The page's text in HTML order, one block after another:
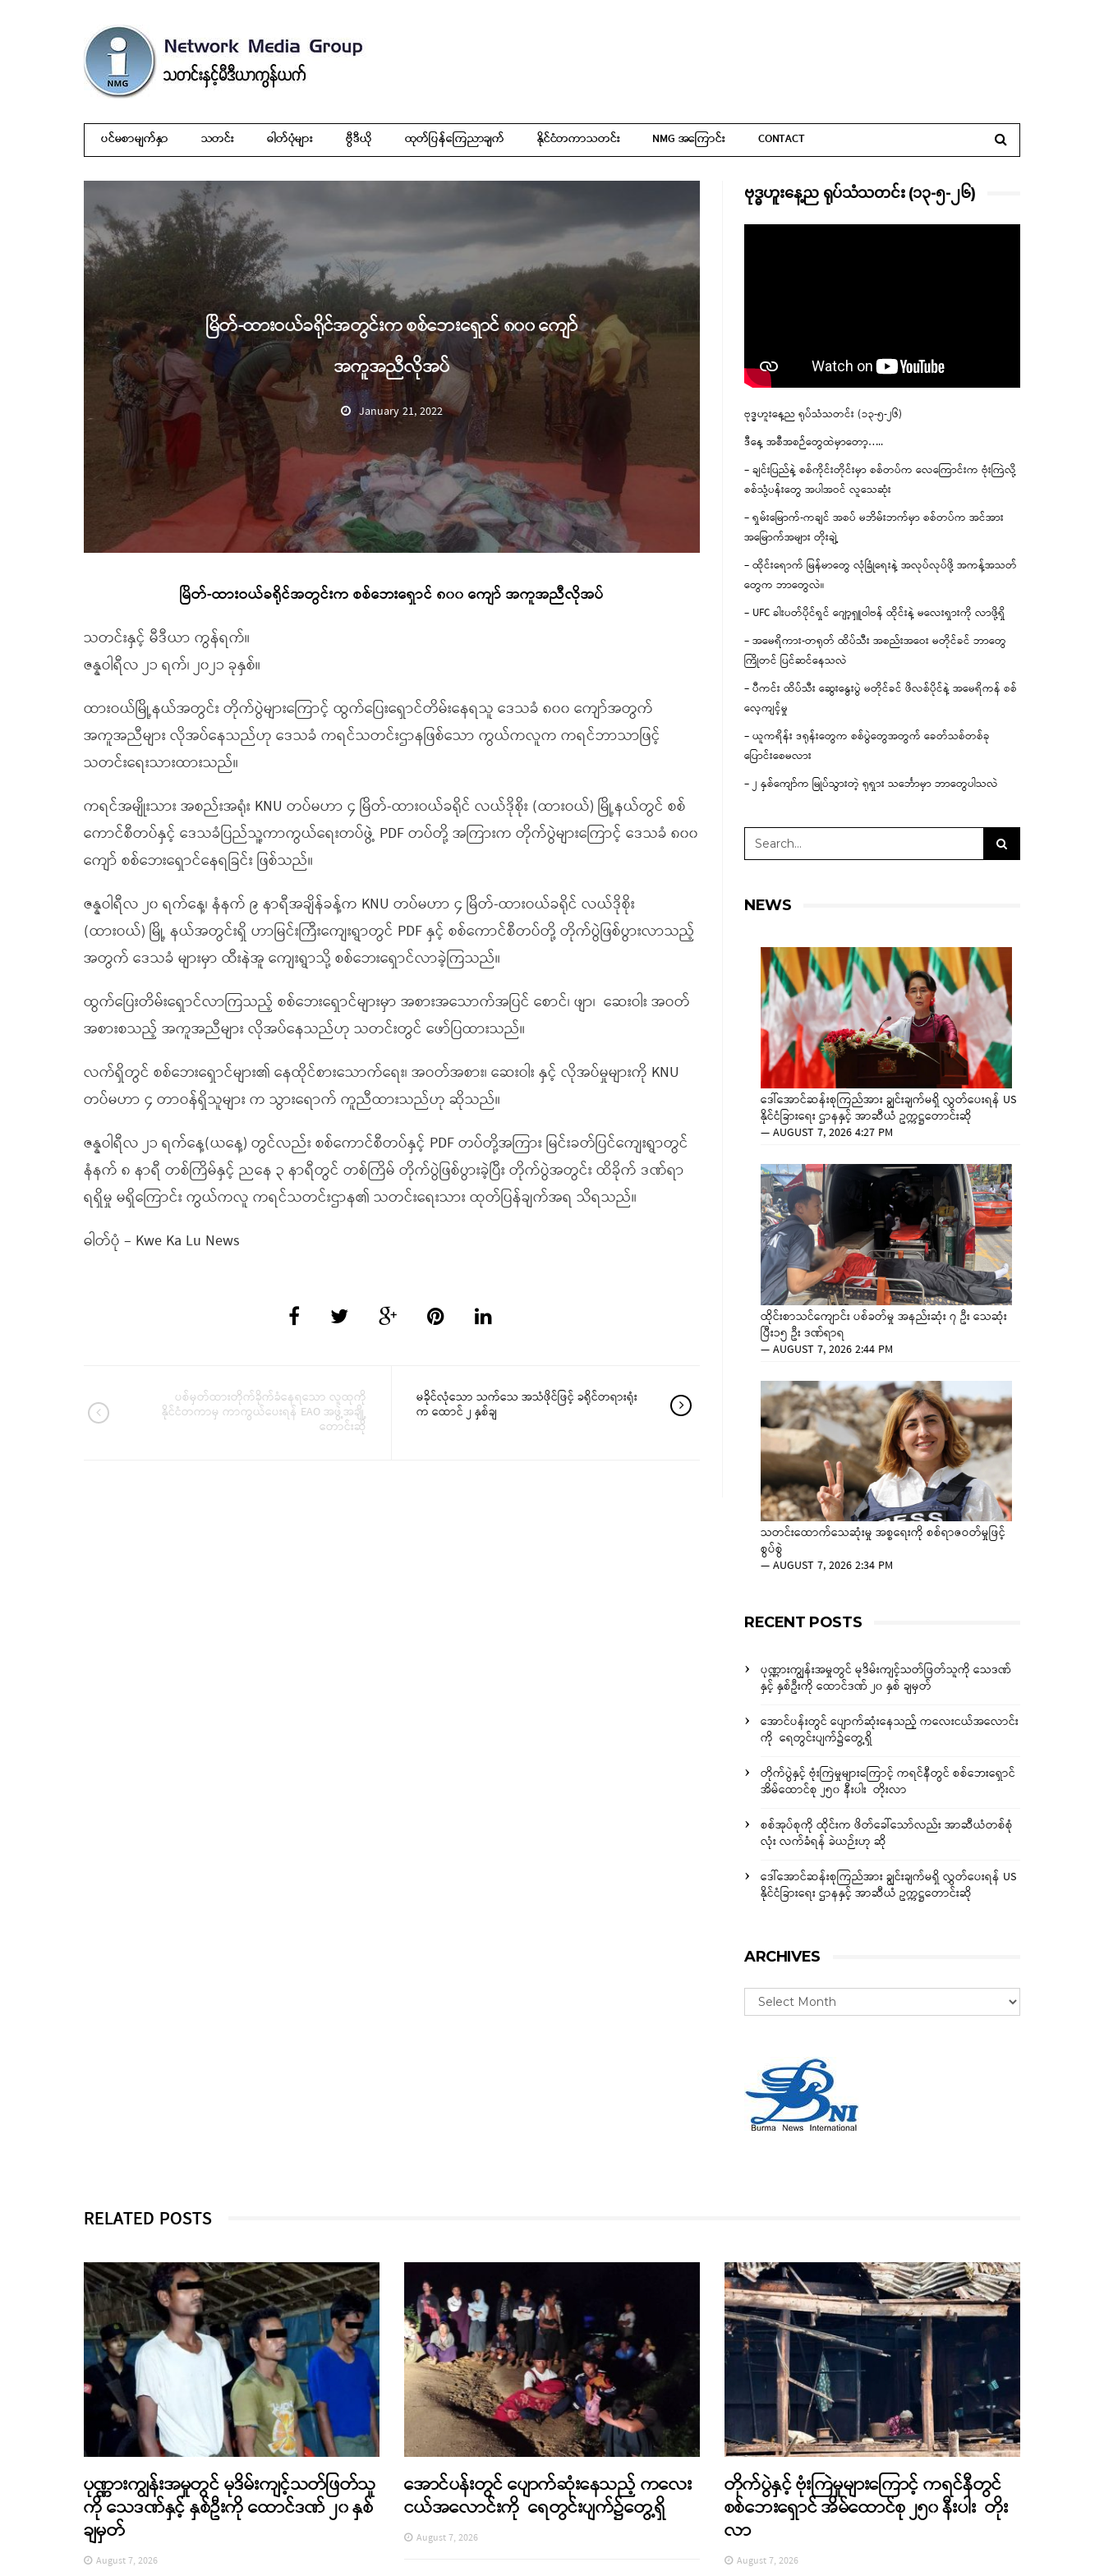
ပင်မစာမျက်နှာ သတင်း ဓါတ်ပုံများ ဗွီဒီယို ထုတ်ပြန်ကြေညာချက် နိုင်ငံတကာသတင်း NMG အကြောင်း CONTACT
မြိတ်-ထားဝယ်ခရိုင်အတွင်းက စစ်ဘေးရှောင် ၈၀၀ ကျော်
အကူအညီလိုအပ်
January 21, 2022
မြိတ်-ထားဝယ်ခရိုင်အတွင်းက စစ်ဘေးရှောင် ၈၀၀ ကျော် အကူအညီလိုအပ်
သတင်းနှင့် မီဒီယာ ကွန်ရက်။
ဇန္နဝါရီလ ၂၁ ရက်၊ ၂၀၂၁ ခုနှစ်။
ထားဝယ်မြို့နယ်အတွင်း တိုက်ပွဲများကြောင့် ထွက်ပြေးရှောင်တိမ်းနေရသူ ဒေသခံ ၈၀၀ ကျော်အတွက်
အကူအညီများ လိုအပ်နေသည်ဟု ဒေသခံ ကရင်သတင်းဌာနဖြစ်သော ကွယ်ကလူက ကရင်ဘာသာဖြင့်
သတင်းရေးသားထားသည်။
ကရင်အမျိုးသား အစည်းအရုံး KNU တပ်မဟာ ၄ မြိတ်-ထားဝယ်ခရိုင် လယ်ဒိုစိုး (ထားဝယ်) မြို့နယ်တွင် စစ်
ကောင်စီတပ်နှင့် ဒေသခံပြည်သူ့ကာကွယ်ရေးတပ်ဖွဲ့ PDF တပ်တို့ အကြားက တိုက်ပွဲများကြောင့် ဒေသခံ ၈၀၀
ကျော် စစ်ဘေးရှောင်နေရခြင်း ဖြစ်သည်။
ဇန္နဝါရီလ ၂၀ ရက်နေ့၊ နံနက် ၉ နာရီအချိန်ခန့်က KNU တပ်မဟာ ၄ မြိတ်-ထားဝယ်ခရိုင် လယ်ဒိုစိုး
(ထားဝယ်) မြို့ နယ်အတွင်းရှိ ဟာမြင်းကြီးကျေးရွာတွင် PDF နှင့် စစ်ကောင်စီတပ်တို့ တိုက်ပွဲဖြစ်ပွားလာသည့်
အတွက် ဒေသခံ များမှာ ထီးနဲအူ ကျေးရွာသို့ စစ်ဘေးရှောင်လာခဲ့ကြသည်။
ထွက်ပြေးတိမ်းရှောင်လာကြသည့် စစ်ဘေးရှောင်များမှာ အစားအသောက်အပြင် စောင်၊ ဖျာ၊ ဆေးဝါး အဝတ်
အစားစသည့် အကူအညီများ လိုအပ်နေသည်ဟု သတင်းတွင် ဖော်ပြထားသည်။
လက်ရှိတွင် စစ်ဘေးရှောင်များ၏ နေထိုင်စားသောက်ရေး၊ အဝတ်အစား၊ ဆေးဝါး နှင့် လိုအပ်မှုများကို KNU
တပ်မဟာ ၄ တာဝန်ရှိသူများ က သွားရောက် ကူညီထားသည်ဟု ဆိုသည်။
ဇန္နဝါရီလ ၂၁ ရက်နေ့(ယနေ့) တွင်လည်း စစ်ကောင်စီတပ်နှင့် PDF တပ်တို့အကြား မြင်းခတ်ပြင်ကျေးရွာတွင်
နံနက် ၈ နာရီ တစ်ကြိမ်နှင့် ညနေ ၃ နာရီတွင် တစ်ကြိမ် တိုက်ပွဲဖြစ်ပွားခဲ့ပြီး တိုက်ပွဲအတွင်း ထိခိုက် ဒဏ်ရာ
ရရှိမှု မရှိကြောင်း ကွယ်ကလူ ကရင်သတင်းဌာန၏ သတင်းရေးသား ထုတ်ပြန်ချက်အရ သိရသည်။
ဓါတ်ပုံ – Kwe Ka Lu News
ပစ်မှတ်ထားတိုက်ခိုက်ခံနေရသော လူထုကို
နိုင်ငံတကာမှ ကာကွယ်ပေးရန် EAO အဖွဲ့အချို့
တောင်းဆို
မခိုင်လုံသော သက်သေ အသံဖိုင်ဖြင့် ခရိုင်တရားရုံး
က ထောင် ၂ နှစ်ချ
ဗုဒ္ဓဟူးနေ့ည ရုပ်သံသတင်း (၁၃-၅-၂၆)
ဗုဒ္ဓဟူးနေ့ည ရုပ်သံသတင်း (၁၃-၅-၂၆)
ဒီနေ့ အစီအစဉ်တွေထဲမှာတော့…..
– ချင်းပြည်နဲ့ စစ်ကိုင်းတိုင်းမှာ စစ်တပ်က လေကြောင်းက ဗုံးကြဲလို့
စစ်သုံ့ပန်းတွေ အပါအဝင် လူသေဆုံး
– ရှမ်းမြောက်-ကချင် အစပ် မဘိမ်းဘက်မှာ စစ်တပ်က အင်အား
အမြောက်အများ တိုးချဲ့
– ထိုင်းရောက် မြန်မာတွေ လုံခြုံရေးနဲ့ အလုပ်လုပ်ဖို့ အကန့်အသတ်
တွေက ဘာတွေလဲ။
– UFC ခါးပတ်ပိုင်ရှင် ဂျော့ရှူဝါဗန် ထိုင်းနဲ့ မလေးရှားကို လာဖို့ရှိ
– အမေရိကား-တရုတ် ထိပ်သီး အစည်းအဝေး မတိုင်ခင် ဘာတွေ
ကြိုတင် ပြင်ဆင်နေသလဲ
– ပီကင်း ထိပ်သီး ဆွေးနွေးပွဲ မတိုင်ခင် ဖိလစ်ပိုင်နဲ့ အမေရိကန် စစ်
လေ့ကျင့်မှု
– ယူကရိန်း ဒရုန်းတွေက စစ်ပွဲတွေအတွက် ခေတ်သစ်တစ်ခု
ပြောင်းစေမလား
– ၂ နှစ်ကျော်က မြုပ်သွားတဲ့ ရုရှား သင်္ဘောမှာ ဘာတွေပါသလဲ
NEWS
ဒေါ်အောင်ဆန်းစုကြည်အား ချွင်းချက်မရှိ လွှတ်ပေးရန် US
နိုင်ငံခြားရေး ဌာနနှင့် အာဆီယံ ဥက္ကဋ္ဌတောင်းဆို
—AUGUST 7, 2026 4:27 PM
ထိုင်းစာသင်ကျောင်း ပစ်ခတ်မှု အနည်းဆုံး ၇ ဦး သေဆုံး
ပြီး၁၅ ဦး ဒဏ်ရာရ
—AUGUST 7, 2026 2:44 PM
သတင်းထောက်သေဆုံးမှု အစ္စရေးကို စစ်ရာဇဝတ်မှုဖြင့်
စွပ်စွဲ
—AUGUST 7, 2026 2:34 PM
RECENT POSTS
ပုဏ္ဏားကျွန်းအမှုတွင် မုဒိမ်းကျင့်သတ်ဖြတ်သူကို သေဒဏ်
နှင့် နှစ်ဦးကို ထောင်ဒဏ် ၂၀ နှစ် ချမှတ်
အောင်ပန်းတွင် ပျောက်ဆုံးနေသည့် ကလေးငယ်အလောင်း
ကို ရေတွင်းပျက်၌တွေ့ရှိ
တိုက်ပွဲနှင့် ဗုံးကြဲမှုများကြောင့် ကရင်နီတွင် စစ်ဘေးရှောင်
အိမ်ထောင်စု ၂၅၀ နီးပါး တိုးလာ
စစ်အုပ်စုကို ထိုင်းက ဖိတ်ခေါ်သော်လည်း အာဆီယံတစ်စုံ
လုံး လက်ခံရန် ခဲယဉ်းဟု ဆို
ဒေါ်အောင်ဆန်းစုကြည်အား ချွင်းချက်မရှိ လွှတ်ပေးရန် US
နိုင်ငံခြားရေး ဌာနနှင့် အာဆီယံ ဥက္ကဋ္ဌတောင်းဆို
ARCHIVES
RELATED POSTS
ပုဏ္ဏားကျွန်းအမှုတွင် မုဒိမ်းကျင့်သတ်ဖြတ်သူ
ကို သေဒဏ်နှင့် နှစ်ဦးကို ထောင်ဒဏ် ၂၀ နှစ်
ချမှတ်
August 7, 2026
အောင်ပန်းတွင် ပျောက်ဆုံးနေသည့် ကလေး
ငယ်အလောင်းကို ရေတွင်းပျက်၌တွေ့ရှိ
August 7, 2026
တိုက်ပွဲနှင့် ဗုံးကြဲမှုများကြောင့် ကရင်နီတွင်
စစ်ဘေးရှောင် အိမ်ထောင်စု ၂၅၀ နီးပါး တိုး
လာ
August 7, 2026